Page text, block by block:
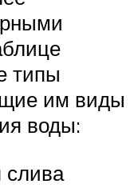
типы
им виды
воды:
слива